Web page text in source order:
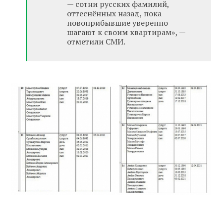
— сотни русских фамилий,
оттеснённых назад, пока
новоприбывшие уверенно
шагают к своим квартирам», —
отметили СМИ.